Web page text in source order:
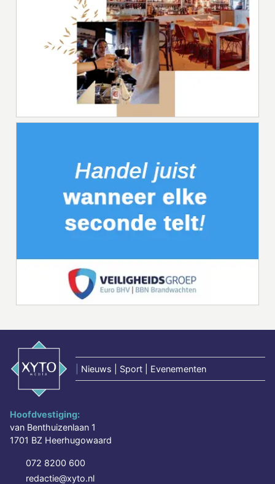
Nieuws | Sport | Evenementen
Hoofdvestiging:
van Benthuizenlaan 1
1701 BZ Heerhugowaard
072 8200 600
redactie@xyto.nl